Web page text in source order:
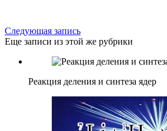
Следующая запись
Еще записи из этой же рубрики
Реакция деления и синтеза ядер